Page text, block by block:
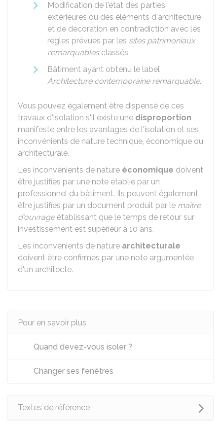
Modification de l'état des parties
extérieures ou des éléments d'architecture
et de décoration en contradiction avec les
règles prévues par les sites patrimoniaux
remarquablesclassés
Bâtiment ayant obtenu le label
Architecture contemporaine remarquable.
Vous pouvez également être dispensé de ces
travaux d'isolation s'il existe une disproportion
manifeste entre les avantages de l'isolation et ses
inconvénients de nature technique, économique ou
architecturale.
Les inconvénients de nature économique doivent
être justifiés par une note établie par un
professionnel du bâtiment. Ils peuvent également
être justifiés par un document produit par le maître
d'ouvrageétablissant que le temps de retour sur
investissement est supérieur à 10 ans.
Les inconvénients de nature architecturale
doivent être confirmés par une note argumentée
d'un architecte.
Pour en savoir plus
Quand devez-vous isoler ?
Changer ses fenêtres
Textes de référence